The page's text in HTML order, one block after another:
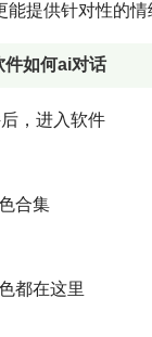
能提供针对性的
如何ai对话
，进入软件
合集
都在这里